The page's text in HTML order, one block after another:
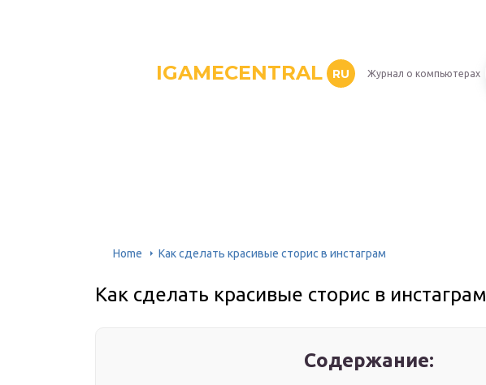
IGAMECENTRAL RU Журнал о компьютерах
Home Как сделать красивые сторис в инстаграм
Как сделать красивые сторис в инстаграм
Содержание: